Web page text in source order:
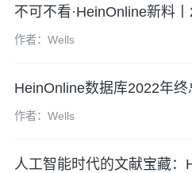
不可不看·HeinOnline新料
作者：Wells
HeinOnline数据库2022年终
作者：Wells
人工智能时代的文献宝藏：